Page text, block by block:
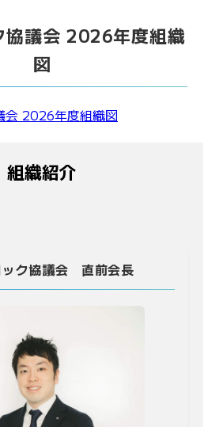
協議会 2026年度組織
図
会 2026年度組織図
組織紹介
ック協議会 直前会長